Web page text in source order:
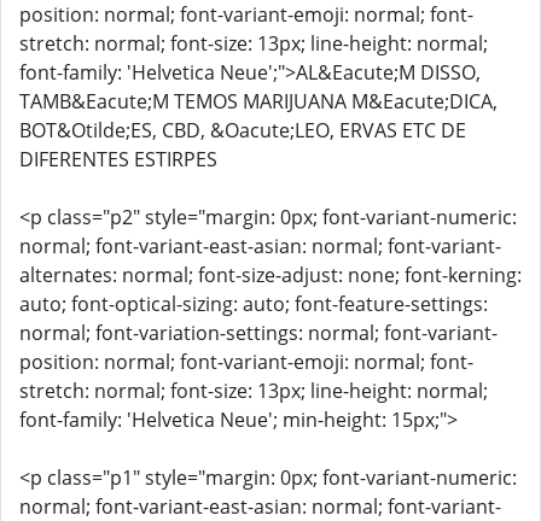
position: normal; font-variant-emoji: normal; font-
stretch: normal; font-size: 13px; line-height: normal;
font-family: 'Helvetica Neue';">AL&Eacute;M DISSO,
TAMB&Eacute;M TEMOS MARIJUANA M&Eacute;DICA,
BOT&Otilde;ES, CBD, &Oacute;LEO, ERVAS ETC DE
DIFERENTES ESTIRPES
<p class="p2" style="margin: 0px; font-variant-numeric:
normal; font-variant-east-asian: normal; font-variant-
alternates: normal; font-size-adjust: none; font-kerning:
auto; font-optical-sizing: auto; font-feature-settings:
normal; font-variation-settings: normal; font-variant-
position: normal; font-variant-emoji: normal; font-
stretch: normal; font-size: 13px; line-height: normal;
font-family: 'Helvetica Neue'; min-height: 15px;">
<p class="p1" style="margin: 0px; font-variant-numeric:
normal; font-variant-east-asian: normal; font-variant-